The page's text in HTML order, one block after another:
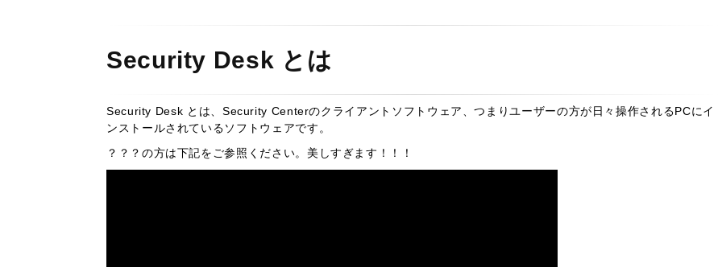
Security Desk とは
Security Desk とは、Security Centerのクライアントソフトウェア、つまりユーザーの方が日々操作されるPCにイ
ンストールされているソフトウェアです。
？？？の方は下記をご参照ください。美しすぎます！！！